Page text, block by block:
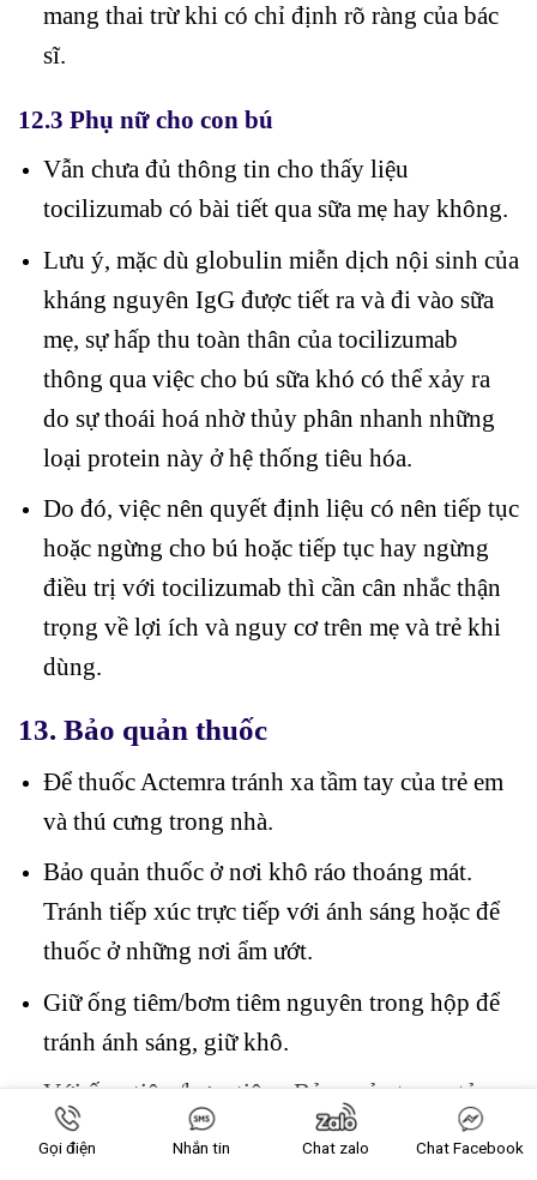
mang thai trừ khi có chỉ định rõ ràng của bác
sĩ.
12.3 Phụ nữ cho con bú
Vẫn chưa đủ thông tin cho thấy liệu
tocilizumab có bài tiết qua sữa mẹ hay không.
Lưu ý, mặc dù globulin miễn dịch nội sinh của
kháng nguyên IgG được tiết ra và đi vào sữa
mẹ, sự hấp thu toàn thân của tocilizumab
thông qua việc cho bú sữa khó có thể xảy ra
do sự thoái hoá nhờ thủy phân nhanh những
loại protein này ở hệ thống tiêu hóa.
Do đó, việc nên quyết định liệu có nên tiếp tục
hoặc ngừng cho bú hoặc tiếp tục hay ngừng
điều trị với tocilizumab thì cần cân nhắc thận
trọng về lợi ích và nguy cơ trên mẹ và trẻ khi
dùng.
13. Bảo quản thuốc
Để thuốc Actemra tránh xa tầm tay của trẻ em
và thú cưng trong nhà.
Bảo quản thuốc ở nơi khô ráo thoáng mát.
Tránh tiếp xúc trực tiếp với ánh sáng hoặc để
thuốc ở những nơi ẩm ướt.
Giữ ống tiêm/bơm tiêm nguyên trong hộp để
tránh ánh sáng, giữ khô.
Với ống tiêm/bơm tiêm: Bảo quản trong tủ
lạnh ở nhiệt độ 2 – 8oC. Nếu là dung dịch
Gọi điện Nhắn tin Chat zalo Chat Facebook